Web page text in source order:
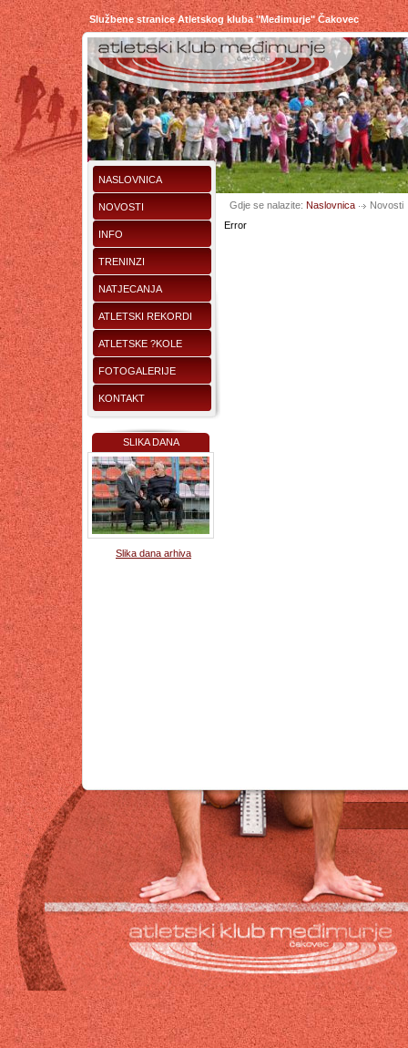
Službene stranice Atletskog kluba "Međimurje" Čakovec
NASLOVNICA
NOVOSTI
INFO
TRENINZI
NATJECANJA
ATLETSKI REKORDI
ATLETSKE ?KOLE
FOTOGALERIJE
KONTAKT
SLIKA DANA
Slika dana arhiva
Gdje se nalazite: Naslovnica
Novosti
Error